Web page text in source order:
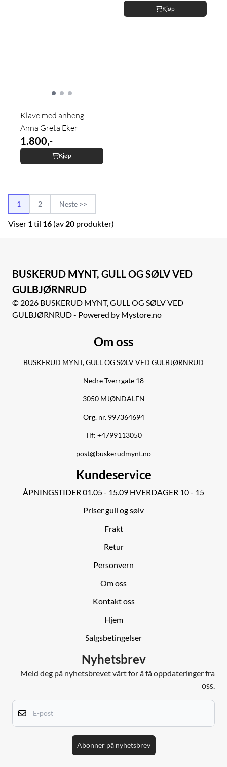
Klave med anheng
Anna Greta Eker
1.800,-
Kjøp
Kjøp
1 2 Neste >>
Viser 1til 16 (av 20 produkter)
BUSKERUD MYNT, GULL OG SØLV VED
GULBJØRNRUD
© 2026 BUSKERUD MYNT, GULL OG SØLV VED
GULBJØRNRUD - Powered by Mystore.no
Om oss
BUSKERUD MYNT, GULL OG SØLV VED GULBJØRNRUD
Nedre Tverrgate 18
3050 MJØNDALEN
Org. nr. 997364694
Tlf: +4799113050
post@buskerudmynt.no
Kundeservice
ÅPNINGSTIDER 01.05 - 15.09 HVERDAGER 10 - 15
Priser gull og sølv
Frakt
Retur
Personvern
Om oss
Kontakt oss
Hjem
Salgsbetingelser
Nyhetsbrev
Meld deg på nyhetsbrevet vårt for å få oppdateringer fra
oss.
Abonner på nyhetsbrev